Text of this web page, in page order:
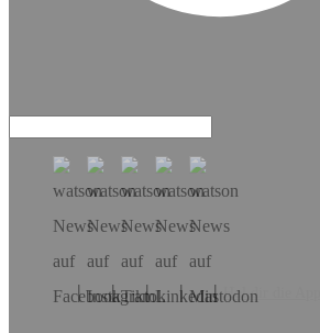
Hol dir die App!